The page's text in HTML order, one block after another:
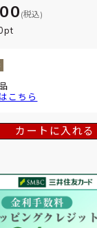
(税込)
こちら
カートに入れる